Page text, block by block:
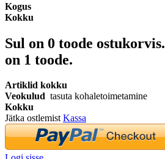
Kogus
Kokku
Sul on 0 toode ostukorvis.
on 1 toode.
Artiklid kokku
Veokulud tasuta kohaletoimetamine
Kokku
Jätka ostlemistKassa